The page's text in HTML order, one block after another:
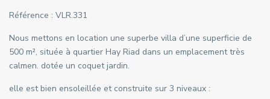
Référence : VLR.331
Nous mettons en location une superbe villa d’une superficie de
500 m², située à quartier Hay Riad dans un emplacement très
calmen. dotée un coquet jardin.
elle est bien ensoleillée et construite sur 3 niveaux :